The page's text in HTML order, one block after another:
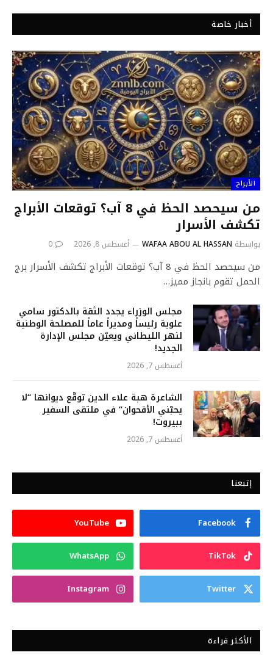
أخبار خاصة
الأبراج
من سيحصد الحظ في 8 آب؟ توقعات الأبراج
تكشف الأسرار
بواسطة WAFAA ABOU AL HASSAN أغسطس 8, 2026 0
من سيحصد الحظ في 8 آب؟ توقعات الأبراج تكشف الأسرار برج
الحمل تقوم بانجاز مميز…
مجلس الوزراء يجدد الثقة بالدكتور سامي
علوية رئيساً ومديراً عاماً للمصلحة الوطنية
لنهر الليطاني ويعيّن مجلس الإدارة
الجديد!
أغسطس 7, 2026
الشاعرة هبة علاء الدين توقّع ديوانها “لا
يحبّني الأقحوان” في ملتقى السفير
ببيروت!
أغسطس 7, 2026
إتبعنا
Facebook
YouTube
TikTok
WhatsApp
Twitter
Instagram
الأكثر قراءة